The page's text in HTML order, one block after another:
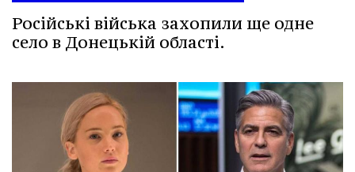
Російські війська захопили ще одне
село в Донецькій області.